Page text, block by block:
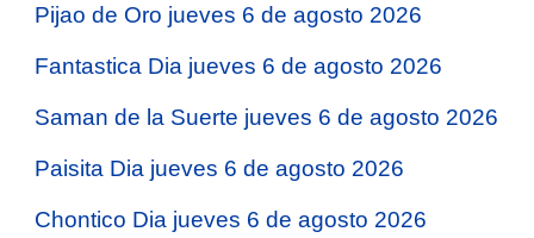
Pijao de Oro jueves 6 de agosto 2026
Fantastica Dia jueves 6 de agosto 2026
Saman de la Suerte jueves 6 de agosto 2026
Paisita Dia jueves 6 de agosto 2026
Chontico Dia jueves 6 de agosto 2026